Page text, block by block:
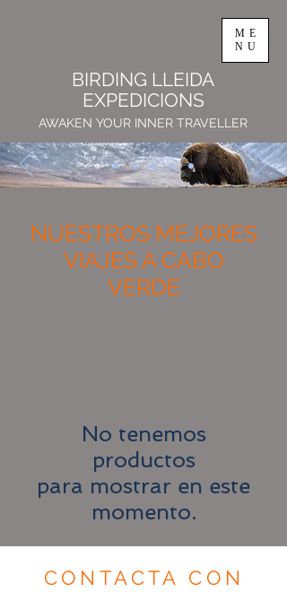
BIRDING LLEIDA
EXPEDICIONS
AWAKEN YOUR INNER TRAVELLER
ME
NU
NUESTROS MEJORES
VIAJES A CABO
VERDE
No tenemos
productos
para mostrar en este
momento.
CONTACTA CON